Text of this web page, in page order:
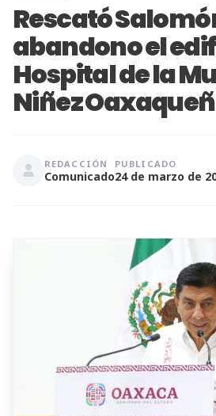
Rescató
abandono el
Hospital de la
Niñez
REDACCIÓN
Comunicado
PUBLICADO
24 de marzo de